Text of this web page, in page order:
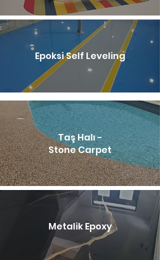
Epoksi Self Leveling
Taş Halı -
Stone Carpet
Metalik Epoxy